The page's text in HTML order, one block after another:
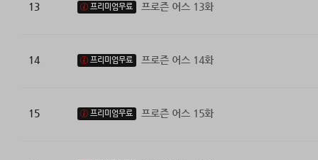
13 프리미엄무료 프로즌 어스 13화
14 프리미엄무료 프로즌 어스 14화
15 프리미엄무료 프로즌 어스 15화